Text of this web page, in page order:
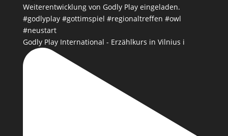
Godly Play International - Erzählkurs in Vilnius i